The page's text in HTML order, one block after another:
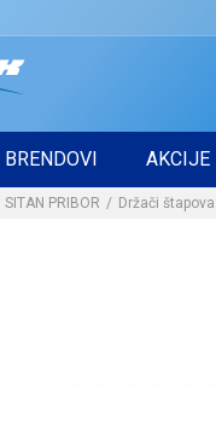
BRENDOVI AKCIJE
SITAN PRIBOR Držači štapova